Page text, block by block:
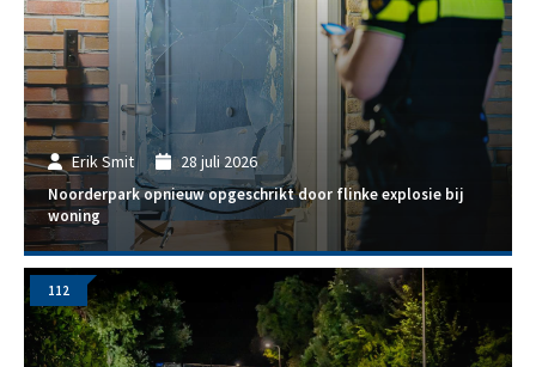
Erik Smit 28 juli 2026
Noorderpark opnieuw opgeschrikt door flinke explosie bij
woning
112